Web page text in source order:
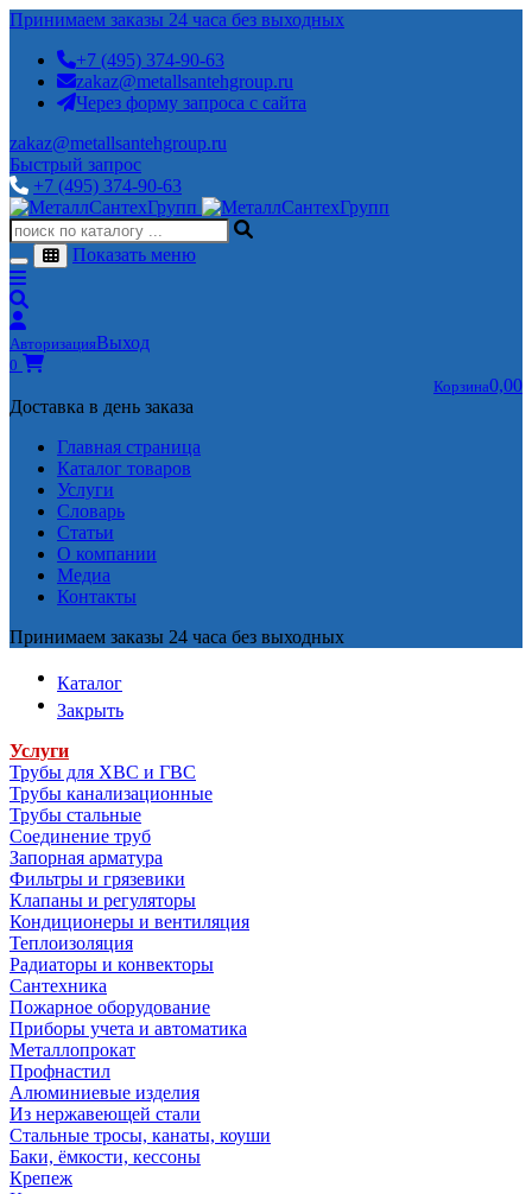
Принимаем заказы 24 часа без выходных
+7 (495) 374-90-63
zakaz@metallsantehgroup.ru
Через форму запроса с сайта
zakaz@metallsantehgroup.ru
Быстрый запрос
+7 (495) 374-90-63
Показать меню
АвторизацияВыход
0
Корзина0,00
Доставка в день заказа
Главная страница
Каталог товаров
Услуги
Словарь
Статьи
О компании
Медиа
Контакты
Принимаем заказы 24 часа без выходных
Каталог
Закрыть
Услуги
Трубы для ХВС и ГВС
Трубы канализационные
Трубы стальные
Соединение труб
Запорная арматура
Фильтры и грязевики
Клапаны и регуляторы
Кондиционеры и вентиляция
Теплоизоляция
Радиаторы и конвекторы
Сантехника
Пожарное оборудование
Приборы учета и автоматика
Металлопрокат
Профнастил
Алюминиевые изделия
Из нержавеющей стали
Стальные тросы, канаты, коуши
Баки, ёмкости, кессоны
Крепеж